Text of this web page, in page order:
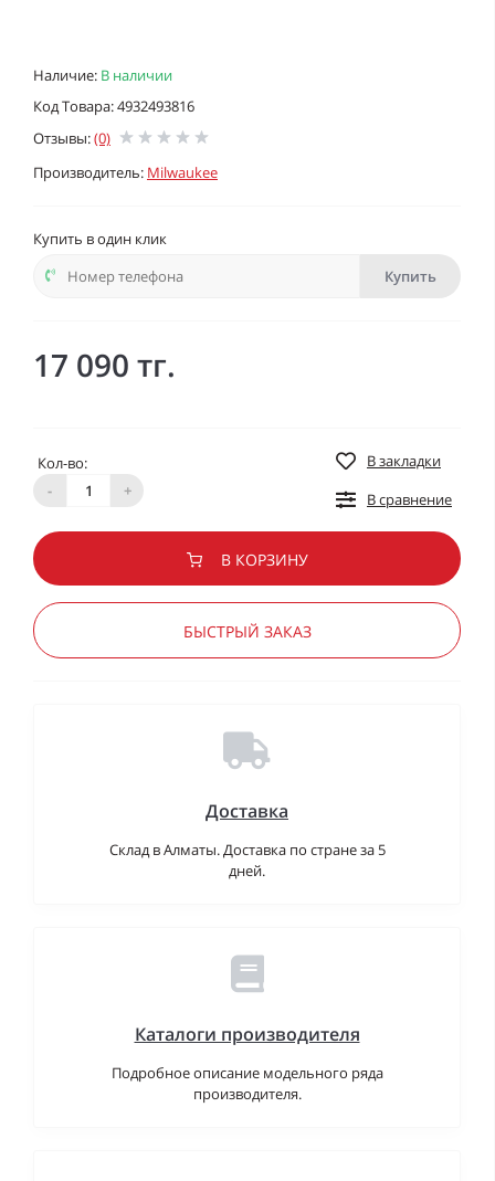
Наличие: В наличии
Код Товара: 4932493816
Отзывы:(0)
Производитель: Milwaukee
Купить в один клик
Купить
17 090 тг.
Кол-во:
-
+
В закладки
В сравнение
В КОРЗИНУ
БЫСТРЫЙ ЗАКАЗ
Доставка
Склад в Алматы. Доставка по стране за 5
дней.
Каталоги производителя
Подробное описание модельного ряда
производителя.